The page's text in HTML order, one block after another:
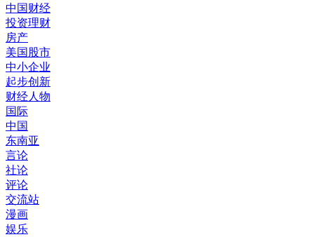
中国财经
投资理财
房产
美国股市
中小企业
起步创新
财经人物
国际
中国
东南亚
言论
社论
评论
交流站
漫画
娱乐